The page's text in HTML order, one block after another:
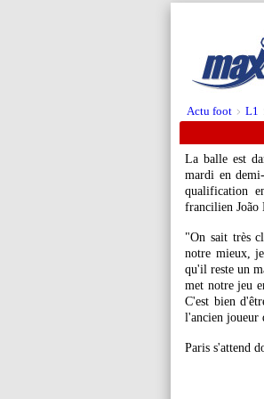
Actu foot > L1
La balle est
mardi en
qualification
francilien João
"On sait très
notre mieux,
qu'il reste un
met notre jeu
C'est bien
l'ancien joueur
Paris s'attend